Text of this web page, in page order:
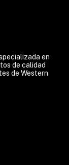
en
de calidad
de Western